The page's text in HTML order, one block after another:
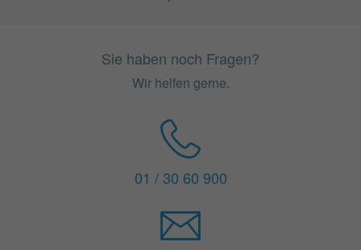
Sie haben noch Fragen?
Wir helfen gerne.
01 / 30 60 900